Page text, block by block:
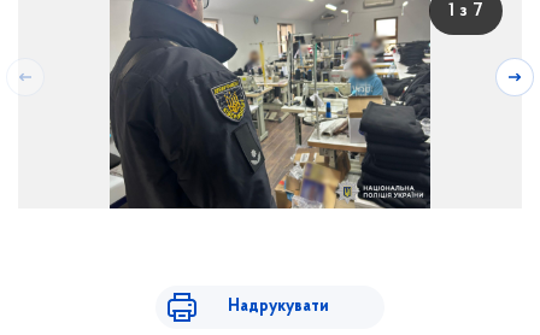
1 з 7
Надрукувати